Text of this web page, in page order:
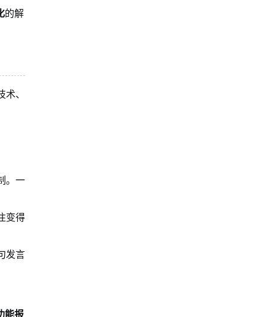
的解
、
。一
变得
发言
能报